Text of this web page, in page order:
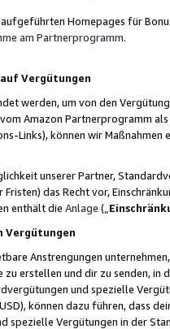
Homepages für
am Partnerprogramm.
Vergütungen
werden, um von den
Amazon Partnerprogramm
Links), können wir
unserer Partner,
das Recht vor,
enthält die Anlage („
Vergütungen
Anstrengungen
zu erstellen und dir zu senden,
und spezielle
können dazu führen, dass
spezielle Vergütungen in der